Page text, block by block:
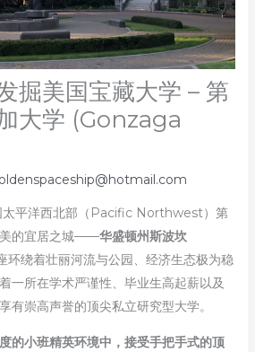
掘美国宝藏大学 – 第
大学 (Gonzaga
太平洋西北部（Pacific Northwest）第
美的宜居之城——华盛顿州斯波坎
环绕着壮丽河流与公园、经济生态极为稳
一所在学术严谨性、毕业生高起薪以及
有崇高声誉的顶尖私立研究型大学。
的小班精英环境中，接受手把手式的顶